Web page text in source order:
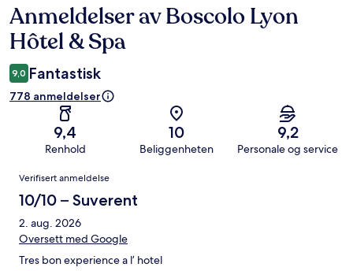
Anmeldelser
Anmeldelser av Boscolo Lyon
Hôtel & Spa
9,0 Fantastisk
778 anmeldelser
9,4
Renhold
10
Beliggenheten
9,2
Personale og service
Anmeldelser
Verifisert anmeldelse
10/10 – Suverent
2. aug. 2026
Oversett med Google
Tres bon experience a l’ hotel